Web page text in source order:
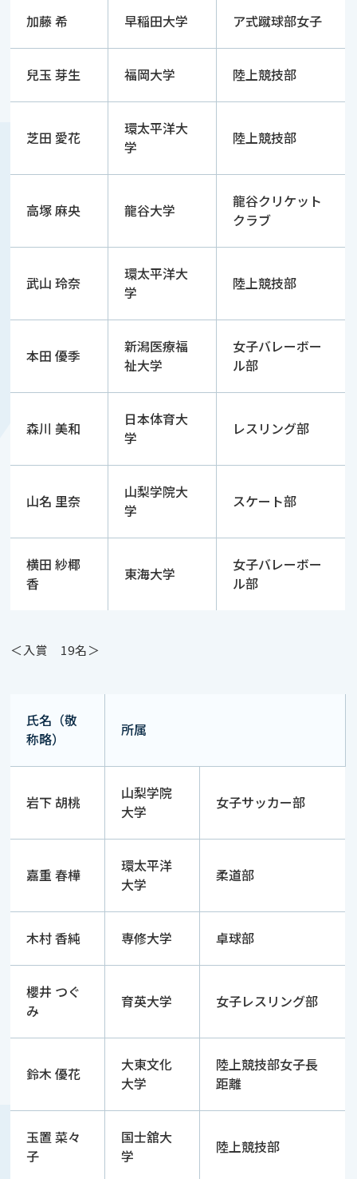
加藤 希 早稲田大学 ア式蹴球部女子
兒玉 芽生 福岡大学 陸上競技部
芝田 愛花
環太平洋大
学
陸上競技部
高塚 麻央 龍谷大学
龍谷クリケット
クラブ
武山 玲奈
環太平洋大
学
陸上競技部
本田 優季
新潟医療福
祉大学
女子バレーボー
ル部
森川 美和
日本体育大
学
レスリング部
山名 里奈
山梨学院大
学
スケート部
横田 紗椰
香
東海大学
女子バレーボー
ル部
＜入賞 19名＞
氏名（敬
称略）
所属
岩下 胡桃
山梨学院
大学
女子サッカー部
嘉重 春樺
環太平洋
大学
柔道部
木村 香純 専修大学 卓球部
櫻井 つぐ
み
育英大学 女子レスリング部
鈴木 優花
大東文化
大学
陸上競技部女子長
距離
玉置 菜々
子
国士舘大
学
陸上競技部